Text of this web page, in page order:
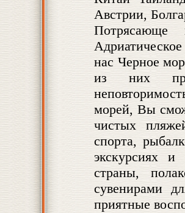
Австрии,
Потрясающе
нас Черное
из них
морей, Вы
чистых
спорта,
экскурсиях
страны,
сувенирами
приятные